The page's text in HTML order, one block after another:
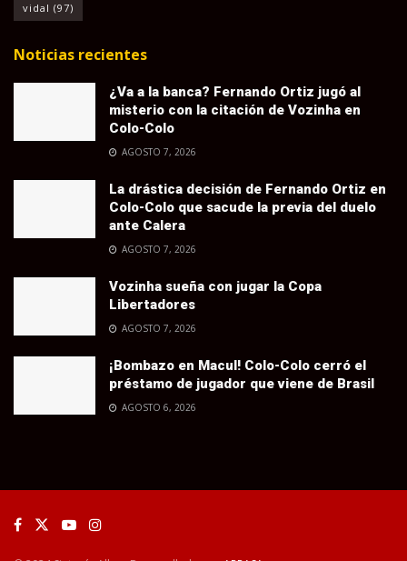
vidal (97)
Noticias recientes
¿Va a la banca? Fernando Ortiz jugó al
misterio con la citación de Vozinha en
Colo-Colo
AGOSTO 7, 2026
La drástica decisión de Fernando Ortiz en
Colo-Colo que sacude la previa del duelo
ante Calera
AGOSTO 7, 2026
Vozinha sueña con jugar la Copa
Libertadores
AGOSTO 7, 2026
¡Bombazo en Macul! Colo-Colo cerró el
préstamo de jugador que viene de Brasil
AGOSTO 6, 2026